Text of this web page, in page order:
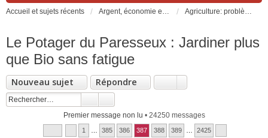
Accueil et sujets récents Argent, économie et finance. Alimentation et agriculture. Développement durable, pollution de l'air et catastrophes. Gestion des déchets. Agriculture: problèmes et pollutions, nouvelles techniques et solutions
Le Potager du Paresseux : Jardiner plus
que Bio sans fatigue
Nouveau sujet Répondre
Premier message non lu • 24250 messages
1 385 386 387 388 389 2425